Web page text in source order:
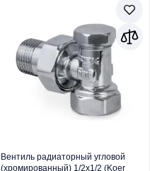
Трубы и фитинги
Вид изделия
Вентиль
радиаторный
Назначение
Для отопление
Тип
Прямой
Вентиль радиаторный угловой
(хромированный) 1/2x1/2 (Koer